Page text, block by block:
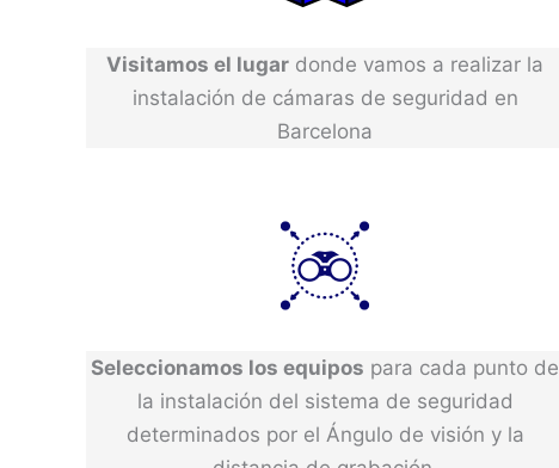
Visitamos el lugar donde vamos a realizar la
instalación de cámaras de seguridad en
Barcelona
Seleccionamos los equipos para cada punto de
la instalación del sistema de seguridad
determinados por el Ángulo de visión y la